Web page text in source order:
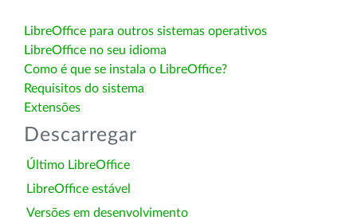
LibreOffice para outros sistemas operativos
LibreOffice no seu idioma
Como é que se instala o LibreOffice?
Requisitos do sistema
Extensões
Descarregar
Último LibreOffice
LibreOffice estável
Versões em desenvolvimento